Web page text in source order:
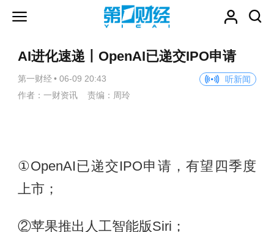
AI进化速递丨OpenAI已递交IPO申请
第一财经 • 06-09 20:43
听新闻
作者：一财资讯 责编：周玲
①OpenAI已递交IPO申请，有望四季度
上市；
②苹果推出人工智能版Siri；